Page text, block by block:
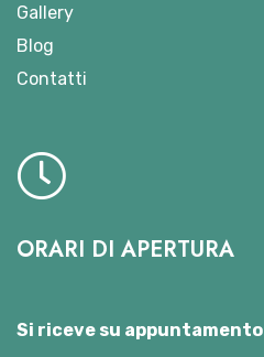
Gallery
Blog
Contatti
ORARI DI APERTURA
Si riceve su appuntamento